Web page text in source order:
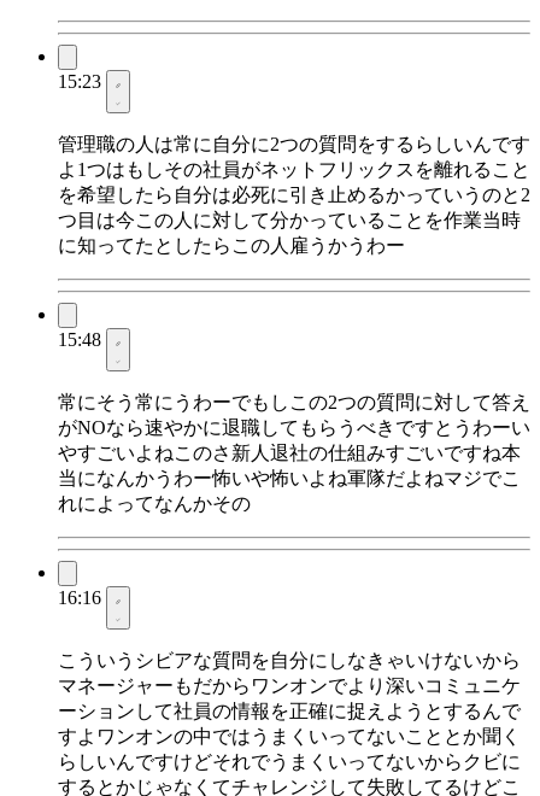
15:23
管理職の人は常に自分に2つの質問をするらしいんです
よ1つはもしその社員がネットフリックスを離れること
を希望したら自分は必死に引き止めるかっていうのと2
つ目は今この人に対して分かっていることを作業当時
に知ってたとしたらこの人雇うかうわー
15:48
常にそう常にうわーでもしこの2つの質問に対して答え
がNOなら速やかに退職してもらうべきですとうわーい
やすごいよねこのさ新人退社の仕組みすごいですね本
当になんかうわー怖いや怖いよね軍隊だよねマジでこ
れによってなんかその
16:16
こういうシビアな質問を自分にしなきゃいけないから
マネージャーもだからワンオンでより深いコミュニケ
ーションして社員の情報を正確に捉えようとするんで
すよワンオンの中ではうまくいってないこととか聞く
らしいんですけどそれでうまくいってないからクビに
するとかじゃなくてチャレンジして失敗してるけどこ